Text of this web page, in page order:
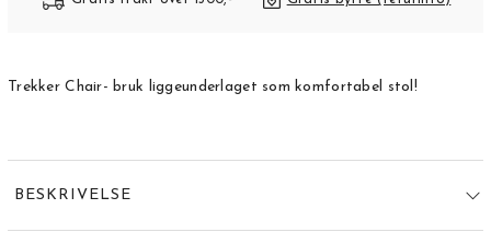
Trekker Chair- bruk liggeunderlaget som komfortabel stol!
BESKRIVELSE